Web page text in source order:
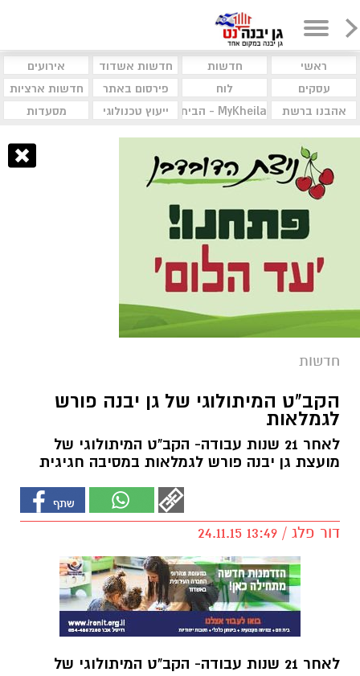
ראשי חדשות חדשות אשדוד
אירועים
עסקים
לוח פירסום באתר
חדשות ארציות
אהבנו ברשת
MyKheila - הבית לעסקים וקהילות ייעוץ טכנולוגי מסעדות
חדשות
הקב"ט המיתולוגי של גן יבנה פורש
לגמלאות
לאחר 21 שנות עבודה- הקב"ט המיתולוגי של
מועצת גן יבנה פורש לגמלאות במסיבה חגיגית
דור פלג / 13:49 24.11.15
לאחר 21 שנות עבודה- הקב"ט המיתולוגי של